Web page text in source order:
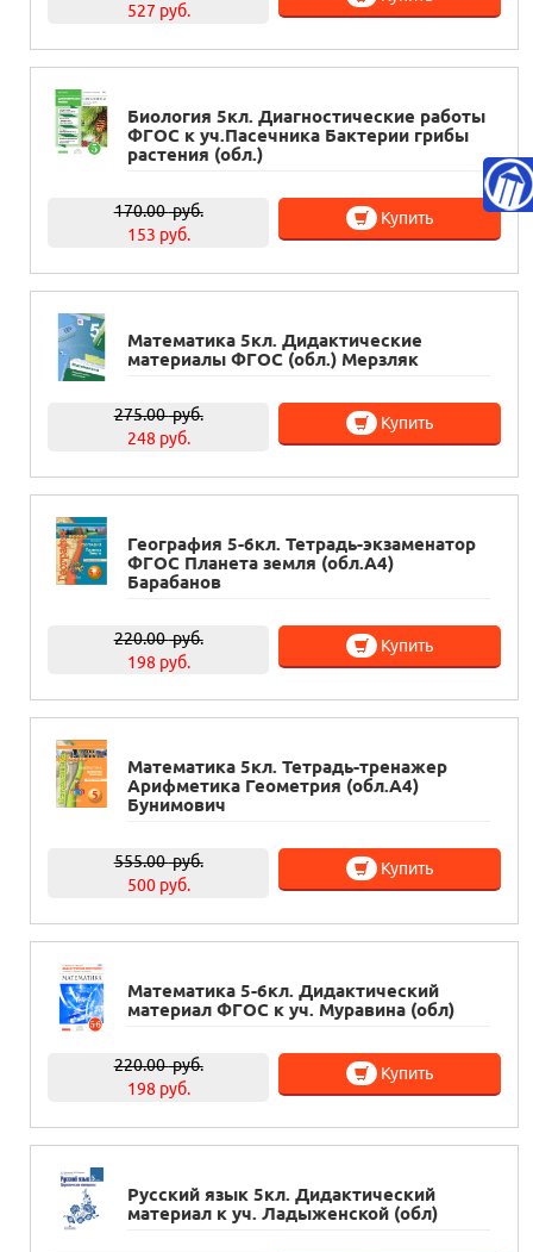
527 руб.
Биология 5кл. Диагностические работы
ФГОС к уч.Пасечника Бактерии грибы
растения (обл.)
170.00руб.
153 руб.
Купить
Математика 5кл. Дидактические
материалы ФГОС (обл.) Мерзляк
275.00руб.
248 руб.
Купить
География 5-6кл. Тетрадь-экзаменатор
ФГОС Планета земля (обл.А4)
Барабанов
220.00руб.
198 руб.
Купить
Математика 5кл. Тетрадь-тренажер
Арифметика Геометрия (обл.А4)
Бунимович
555.00руб.
500 руб.
Купить
Математика 5-6кл. Дидактический
материал ФГОС к уч. Муравина (обл)
220.00руб.
198 руб.
Купить
Русский язык 5кл. Дидактический
материал к уч. Ладыженской (обл)